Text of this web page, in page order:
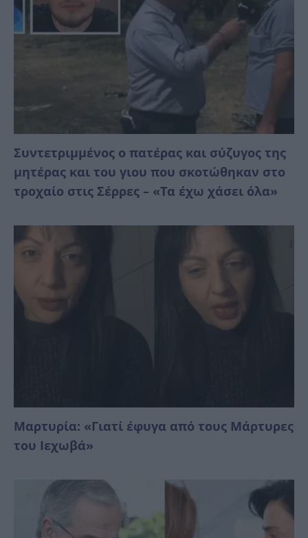
Συντετριμμένος ο πατέρας και σύζυγος της
μητέρας και του γιου που σκοτώθηκαν στο
τροχαίο στις Σέρρες – «Τα έχω χάσει όλα»
Μαρτυρία: «Γιατί έφυγα από τους Μάρτυρες
του Ιεχωβά»